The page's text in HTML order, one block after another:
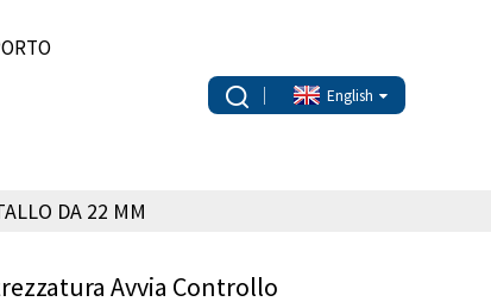
English
DA 22 MM
Avvia Controllo